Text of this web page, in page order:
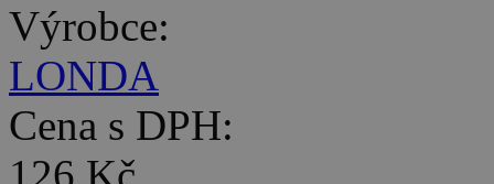
Výrobce:
LONDA
Cena s DPH:
126 Kč